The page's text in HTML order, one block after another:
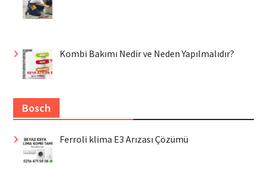
Kombi Bakımı Nedir ve Neden Yapılmalıdır?
Bosch
Ferroli klima E3 Arızası Çözümü